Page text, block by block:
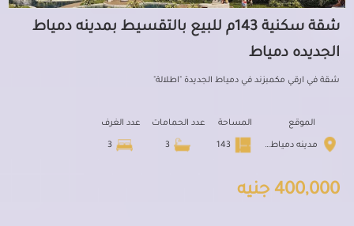
شقة سكنية 143م للبيع بالتقسيط بمدينه دمياط
الجديده دمياط
شقة في ارقي مكمبزند في دمياط الجديدة "اطلالة"
الموقع
مدينه دمياط الجديده
المساحة عدد الحمامات عدد الغرف
400,000 جنيه